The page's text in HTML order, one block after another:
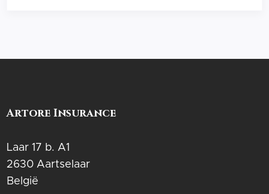
Artore Insurance
Laar 17 b. A1
2630 Aartselaar
België